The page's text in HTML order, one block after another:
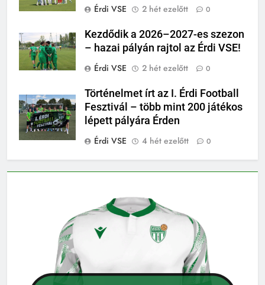
Érdi VSE
2 hét ezelőtt 0
Kezdődik a 2026–2027-es szezon
– hazai pályán rajtol az Érdi VSE!
Érdi VSE
2 hét ezelőtt 0
Történelmet írt az I. Érdi Football
Fesztivál – több mint 200 játékos
lépett pályára Érden
Érdi VSE
4 hét ezelőtt 0